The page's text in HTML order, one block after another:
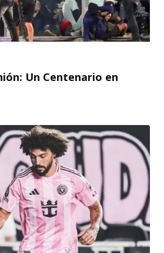
Un Centenario en